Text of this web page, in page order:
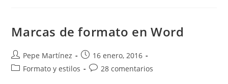
Marcas de formato en Word
Autor
de
Pepe Martínez
Publicación
de
16 enero, 2016
Categoría
Formato y estilos
Comentarios
28 comentarios